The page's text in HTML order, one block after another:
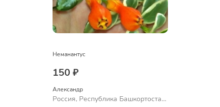
Неманантус
150 ₽
Александр
Россия, Республика Башкортостан,